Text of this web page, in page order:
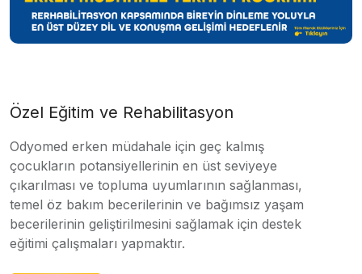
Özel Eğitim ve Rehabilitasyon
Odyomed erken müdahale için geç kalmış
çocukların potansiyellerinin en üst seviyeye
çıkarılması ve topluma uyumlarının sağlanması,
temel öz bakım becerilerinin ve bağımsız yaşam
becerilerinin geliştirilmesini sağlamak için destek
eğitimi çalışmaları yapmaktır.